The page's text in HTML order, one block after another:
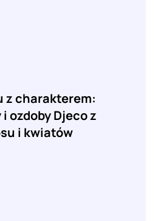
z charakterem:
ozdoby Djeco z
i kwiatów